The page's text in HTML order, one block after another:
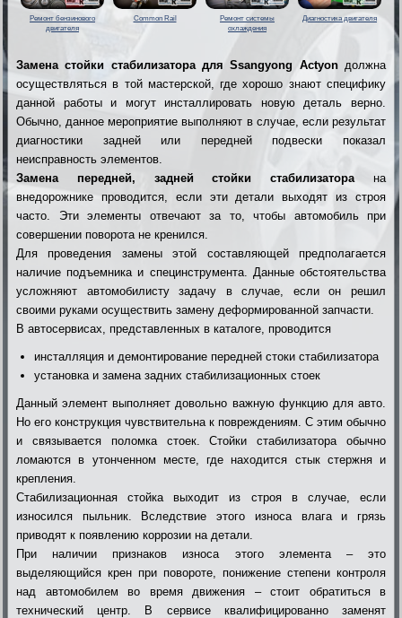
Ремонт бензинового
двигателя
Common Rail
Ремонт системы
охлаждения
Диагностика двигателя
Замена стойки стабилизатора для Ssangyong Actyonдолжна
осуществляться в той мастерской, где хорошо знают специфику
данной работы и могут инсталлировать новую деталь верно.
Обычно, данное мероприятие выполняют в случае, если результат
диагностики задней или передней подвески показал
неисправность элементов.
Замена передней, задней стойки стабилизатора на
внедорожнике проводится, если эти детали выходят из строя
часто. Эти элементы отвечают за то, чтобы автомобиль при
совершении поворота не кренился.
Для проведения замены этой составляющей предполагается
наличие подъемника и специнструмента. Данные обстоятельства
усложняют автомобилисту задачу в случае, если он решил
своими руками осуществить замену деформированной запчасти.
В автосервисах, представленных в каталоге, проводится
инсталляция и демонтирование передней стоки стабилизатора
установка и замена задних стабилизационных стоек
Данный элемент выполняет довольно важную функцию для авто.
Но его конструкция чувствительна к повреждениям. С этим обычно
и связывается поломка стоек. Стойки стабилизатора обычно
ломаются в утонченном месте, где находится стык стержня и
крепления.
Стабилизационная стойка выходит из строя в случае, если
износился пыльник. Вследствие этого износа влага и грязь
приводят к появлению коррозии на детали.
При наличии признаков износа этого элемента – это
выделяющийся крен при повороте, понижение степени контроля
над автомобилем во время движения – стоит обратиться в
технический центр. В сервисе квалифицированно заменят